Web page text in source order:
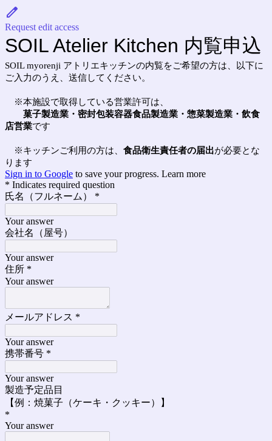
Request edit access
SOIL Atelier Kitchen 内覧申込
SOIL myorenji アトリエキッチンの内覧をご希望の方は、以下に
ご入力のうえ、送信してください。
※本施設で取得している営業許可は、
菓子製造業・密封包装容器食品製造業・惣菜製造業・飲食
店営業です
※キッチンご利用の方は、 食品衛生責任者の届出が必要とな
ります
Sign in to Google to save your progress. Learn more
* Indicates required question
氏名（フルネーム）
*
Your answer
会社名（屋号）
Your answer
住所 *
Your answer
メールアドレス *
Your answer
携帯番号 *
Your answer
製造予定品目
【例：焼菓子（ケーキ・クッキー）】
*
Your answer